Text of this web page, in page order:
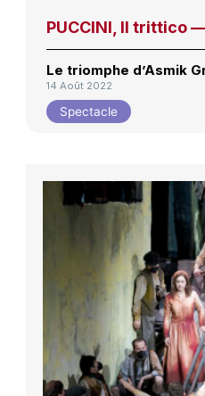
PUCCINI, Il trittico
Le triomphe d’Asmik
14 Août 2022
Spectacle